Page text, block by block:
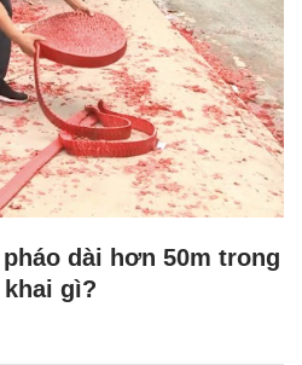
dài hơn 50m trong
gì?